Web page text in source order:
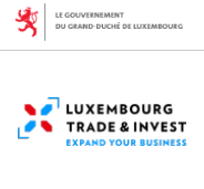
Cookies management